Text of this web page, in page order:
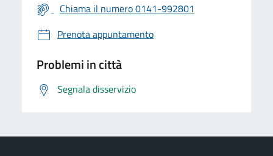
Chiama il numero 0141-992801
Prenota appuntamento
Problemi in città
Segnala disservizio